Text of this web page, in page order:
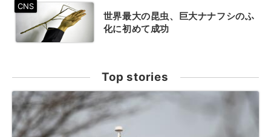
世界最大の昆虫、巨大ナナフシのふ
化に初めて成功
Top stories